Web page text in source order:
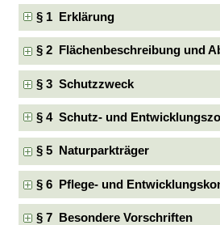
§ 1 Erklärung
§ 2 Flächenbeschreibung und
§ 3 Schutzzweck
§ 4 Schutz- und
§ 5 Naturparkträger
§ 6 Pflege- und
§ 7 Besondere Vorschriften